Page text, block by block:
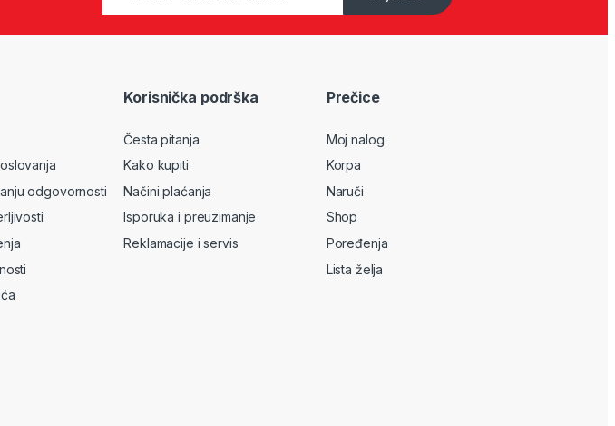
odgovornosti
Korisnička podrška
Česta pitanja
Kako kupiti
Načini plaćanja
Isporuka i preuzimanje
Reklamacije i servis
Prečice
Moj nalog
Korpa
Naruči
Shop
Poređenja
Lista želja